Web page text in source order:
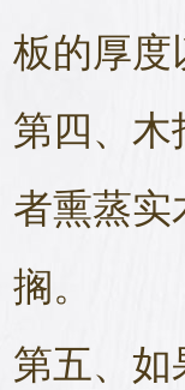
板的厚
第四、
者熏蒸
搁。
第五、